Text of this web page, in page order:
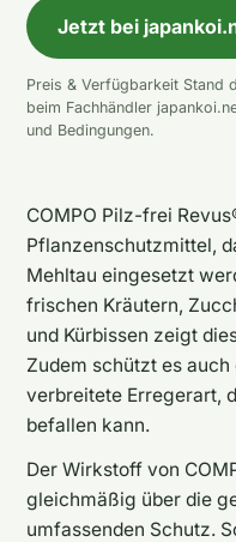
Jetzt bei
Preis & Verfügbarkeit Stand
beim Fachhändler
und Bedingungen.
COMPO Pilz-frei
Pflanzenschutzmittel,
Mehltau eingesetzt
frischen Kräutern,
und Kürbissen zeigt
Zudem schützt es
verbreitete Erregerart,
befallen kann.
Der Wirkstoff von
gleichmäßig über die
umfassenden Schutz.